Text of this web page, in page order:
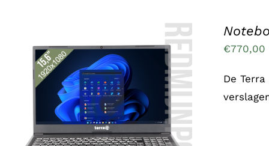
TOEVOEGEN AAN WINKELWAGEN
/
DETAILS
€770,00
De